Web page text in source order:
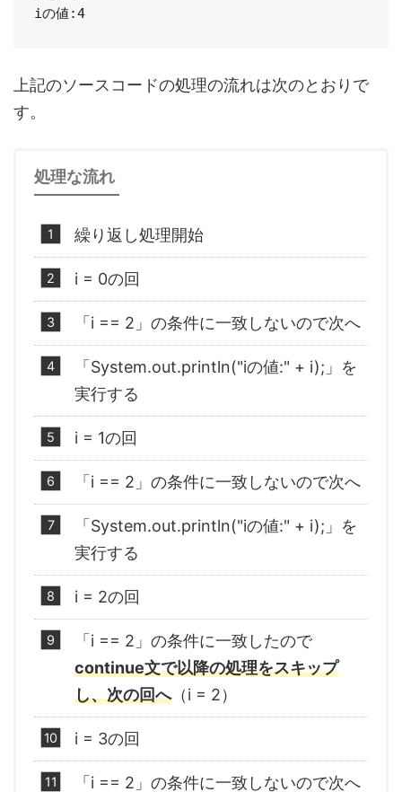
iの値:4
上記のソースコードの処理の流れは次のとおりで
す。
処理な流れ
繰り返し処理開始
i = 0の回
「i == 2」の条件に一致しないので次へ
「System.out.println("iの値:" + i);」を
実行する
i = 1の回
「i == 2」の条件に一致しないので次へ
「System.out.println("iの値:" + i);」を
実行する
i = 2の回
「i == 2」の条件に一致したので
continue文で以降の処理をスキップ
し、次の回へ（i = 2）
i = 3の回
「i == 2」の条件に一致しないので次へ